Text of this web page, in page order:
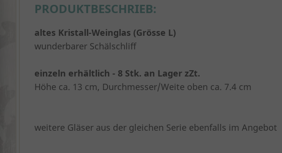
PRODUKTBESCHRIEB:
altes Kristall-Weinglas (Grösse L)
wunderbarer Schälschliff
einzeln erhältlich - 8 Stk. an Lager zZt.
Höhe ca. 13 cm, Durchmesser/Weite oben ca. 7.4 cm
weitere Gläser aus der gleichen Serie ebenfalls im Angebot